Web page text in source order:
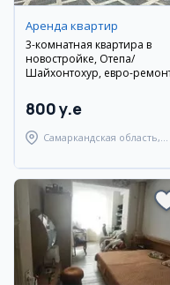
Аренда квартир
3-комнатная квартира в
новостройке, Оқтепа/
Шайхонтохур, евро-
800 y.e
Самаркандская область,